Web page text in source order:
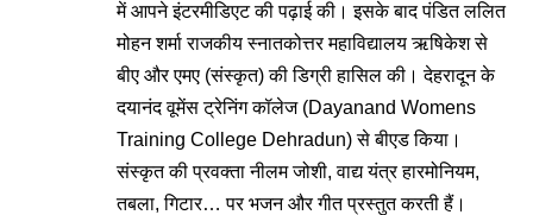
में आपने इंटरमीडिएट की पढ़ाई की। इसके बाद पंडित ललित
मोहन शर्मा राजकीय स्नातकोत्तर महाविद्यालय ऋषिकेश से
बीए और एमए (संस्कृत) की डिग्री हासिल की। देहरादून के
दयानंद वूमेंस ट्रेनिंग कॉलेज (Dayanand Womens
Training College Dehradun) से बीएड किया।
संस्कृत की प्रवक्ता नीलम जोशी, वाद्य यंत्र हारमोनियम,
तबला, गिटार… पर भजन और गीत प्रस्तुत करती हैं।